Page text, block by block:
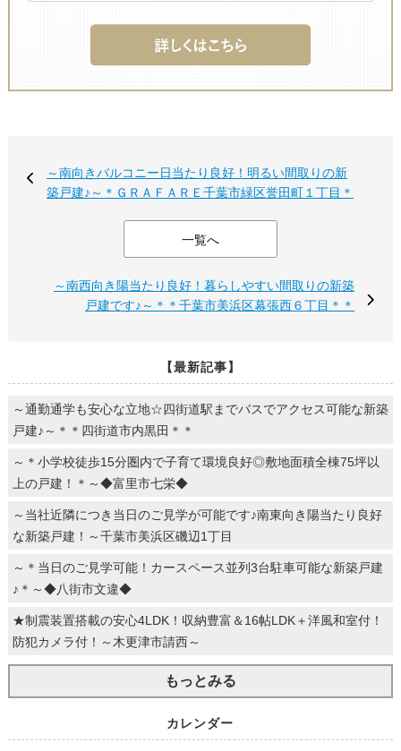
～南向きバルコニー日当たり良好！明るい間取りの新
築戸建♪～＊ＧＲＡＦＡＲＥ千葉市緑区誉田町１丁目＊
一覧へ
～南西向き陽当たり良好！暮らしやすい間取りの新築
戸建です♪～＊＊千葉市美浜区幕張西６丁目＊＊
【最新記事】
～通勤通学も安心な立地☆四街道駅までバスでアクセス可能な新築
戸建♪～＊＊四街道市内黒田＊＊
～＊小学校徒歩15分圏内で子育て環境良好◎敷地面積全棟75坪以
上の戸建！＊～◆富里市七栄◆
～当社近隣につき当日のご見学が可能です♪南東向き陽当たり良好
な新築戸建！～千葉市美浜区磯辺1丁目
～＊当日のご見学可能！カースペース並列3台駐車可能な新築戸建
♪＊～◆八街市文違◆
★制震装置搭載の安心4LDK！収納豊富＆16帖LDK＋洋風和室付！
防犯カメラ付！～木更津市請西～
もっとみる
カレンダー